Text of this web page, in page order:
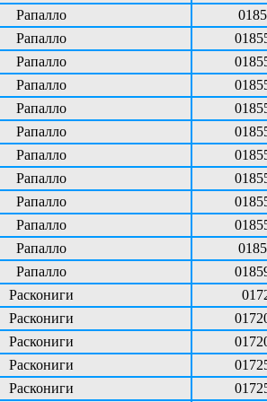
Рапалло
Рапалло
Рапалло
Рапалло
Рапалло
Рапалло
Рапалло
Рапалло
Рапалло
Рапалло
Рапалло
Рапалло
Раскониги
Раскониги
Раскониги
Раскониги
Раскониги